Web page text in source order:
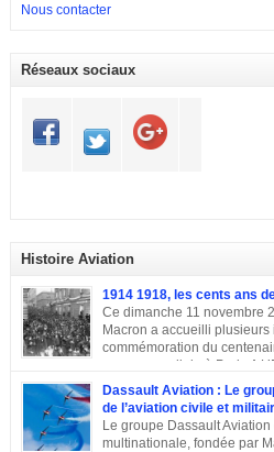
Nous contacter
Réseaux sociaux
Histoire Aviation
1914 1918, les cents ans
Ce dimanche 11 novembre
Macron a accueilli plusieurs
commémoration du
guerre mondiale à Paris.A
et dirigeants ont célébré la cérémonie des
Après une semaine mémorielle les
une commémoraison à l’Arc de triomphe
Emmanuel Macron.
Dassault Aviation : Le
de l’aviation civile et
Le groupe Dassault
multinationale, fondée par